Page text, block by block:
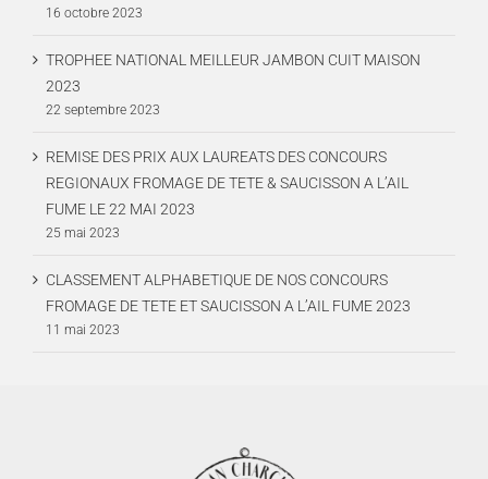
16 octobre 2023
TROPHEE NATIONAL MEILLEUR JAMBON CUIT MAISON
2023
22 septembre 2023
REMISE DES PRIX AUX LAUREATS DES CONCOURS
REGIONAUX FROMAGE DE TETE & SAUCISSON A L’AIL
FUME LE 22 MAI 2023
25 mai 2023
CLASSEMENT ALPHABETIQUE DE NOS CONCOURS
FROMAGE DE TETE ET SAUCISSON A L’AIL FUME 2023
11 mai 2023